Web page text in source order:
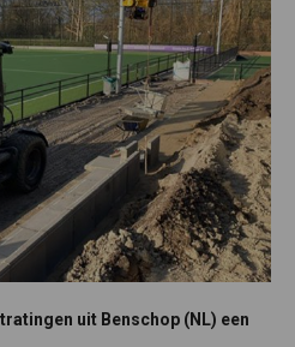
uit Benschop (NL) een